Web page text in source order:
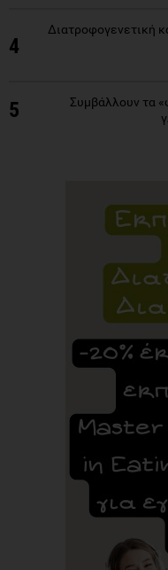
4
Διατροφογενετική
5
Συμβάλλουν τα